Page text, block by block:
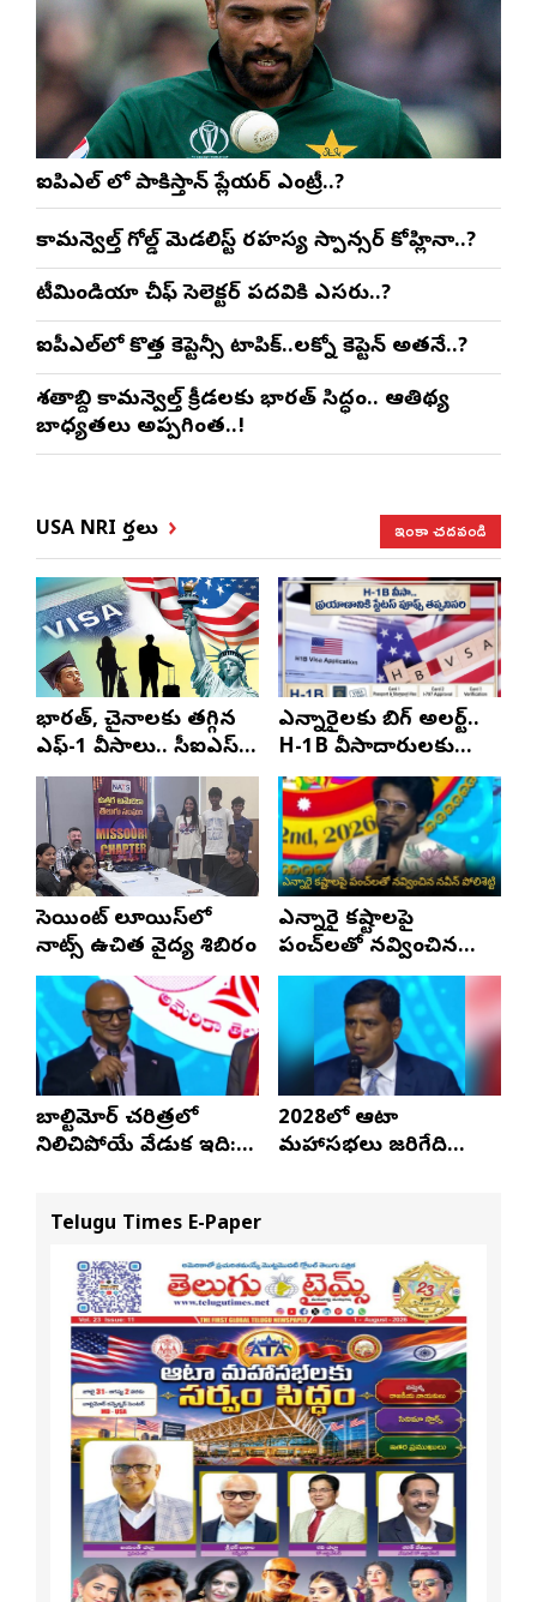
ఐపిఎల్ లో పాకిస్తాన్ ప్లేయర్ ఎంట్రీ..?
కామన్వెల్త్ గోల్డ్ మెడలిస్ట్ రహస్య స్పాన్సర్ కోహ్లినా..?
టీమిండియా చీఫ్ సెలెక్టర్ పదవికి ఎసరు..?
ఐపీఎల్‌లో కొత్త కెప్టెన్సీ టాపిక్..లక్నో కెప్టెన్ అతనే..?
శతాబ్ది కామన్వెల్త్ క్రీడలకు భారత్ సిద్ధం.. ఆతిథ్య
బాధ్యతలు అప్పగింత..!
USA NRI వార్తలు ఇంకా చదవండి
భారత్, చైనాలకు తగ్గిన
ఎఫ్-1 వీసాలు.. సీఐఎస్
నివేదిక..!
ఎన్నారైలకు బిగ్ అలర్ట్..
H-1B వీసాదారులకు
ప్రయాణ సమయంలో
స్టేటస్ ప్రూఫ్స్ తప్పనిసరి..!
సెయింట్ లూయిస్‌లో
నాట్స్ ఉచిత వైద్య శిబిరం
ఎన్నారై కష్టాలపై
పంచ్‌లతో నవ్వించిన
నవీన్ పోలిశెట్టి
బాల్టిమోర్ చరిత్రలో
నిలిచిపోయే వేడుక ఇది:
2028లో ఆటా
మహాసభలు జరిగేది
Telugu Times E-Paper